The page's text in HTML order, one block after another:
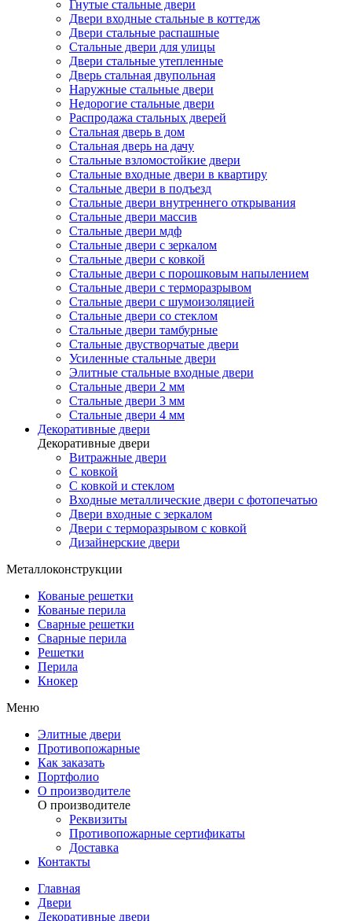
Гнутые стальные двери
Двери входные стальные в коттедж
Двери стальные распашные
Стальные двери для улицы
Двери стальные утепленные
Дверь стальная двупольная
Наружные стальные двери
Недорогие стальные двери
Распродажа стальных дверей
Стальная дверь в дом
Стальная дверь на дачу
Стальные взломостойкие двери
Стальные входные двери в квартиру
Стальные двери в подъезд
Стальные двери внутреннего открывания
Стальные двери массив
Стальные двери мдф
Стальные двери с зеркалом
Стальные двери с ковкой
Стальные двери с порошковым напылением
Стальные двери с терморазрывом
Стальные двери с шумоизоляцией
Стальные двери со стеклом
Стальные двери тамбурные
Стальные двустворчатые двери
Усиленные стальные двери
Элитные стальные входные двери
Стальные двери 2 мм
Стальные двери 3 мм
Стальные двери 4 мм
Декоративные двери
Декоративные двери
Витражные двери
С ковкой
С ковкой и стеклом
Входные металлические двери с фотопечатью
Двери входные с зеркалом
Двери с терморазрывом с ковкой
Дизайнерские двери
Металлоконструкции
Кованые решетки
Кованые перила
Сварные решетки
Сварные перила
Решетки
Перила
Кнокер
Меню
Элитные двери
Противопожарные
Как заказать
Портфолио
О производителе
О производителе
Реквизиты
Противопожарные сертификаты
Доставка
Контакты
Главная
Двери
Декоративные двери